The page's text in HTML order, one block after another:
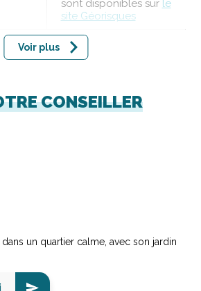
sont disponibles sur le
site Géorisques
Voir plus
CONSEILLER
un quartier calme, avec son jardin